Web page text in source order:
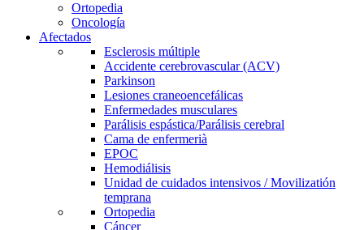
Ortopedia
Oncología
Afectados
Esclerosis múltiple
Accidente cerebrovascular (ACV)
Parkinson
Lesiones craneoencefálicas
Enfermedades musculares
Parálisis espástica/Parálisis cerebral
Cama de enfermerià
EPOC
Hemodiálisis
Unidad de cuidados intensivos / Movilizatión
temprana
Ortopedia
Cáncer